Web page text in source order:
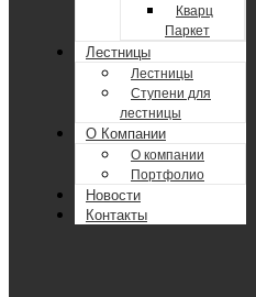
Кварц
Паркет
Лестницы
Лестницы
Ступени для
лестницы
О Компании
О компании
Портфолио
Новости
Контакты